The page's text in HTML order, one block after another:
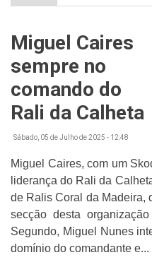
Vasco
lidera
rodas
motrizes
Miguel Caires
sempre no
comando do
Rali da Calheta
Sábado, 05 de Julho de 2025 - 12:48
Miguel Caires, com um
liderança do Rali da
de Ralis Coral da Madeira,
secção desta
Segundo, Miguel Nunes
domínio do comandante e...